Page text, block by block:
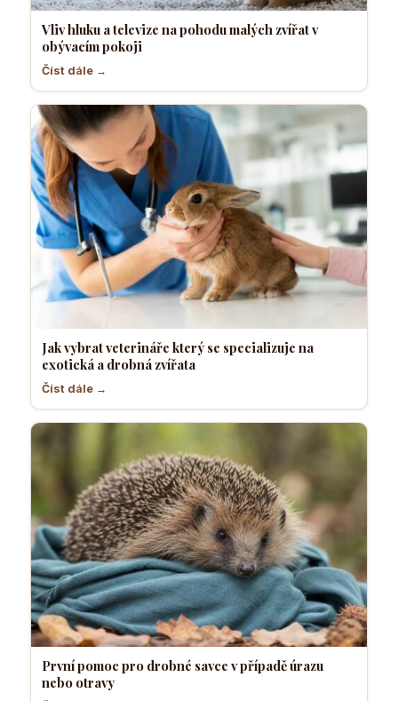
Vliv hluku a televize na pohodu malých zvířat v
obývacím pokoji
Číst dále →
Jak vybrat veterináře který se specializuje na
exotická a drobná zvířata
Číst dále →
První pomoc pro drobné savce v případě úrazu
nebo otravy